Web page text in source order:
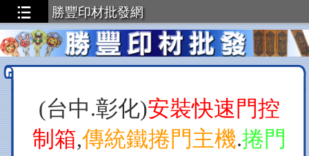
勝豐印材批發網
(台中.彰化)安裝快速門控
制箱,傳統鐵捲門主機.捲門